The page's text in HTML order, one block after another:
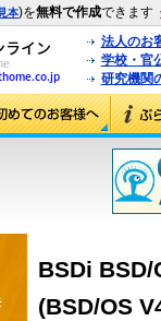
見本)を無料で作成できます
法人のお
学校・官
研究機関
BSDi
(BSD/OS